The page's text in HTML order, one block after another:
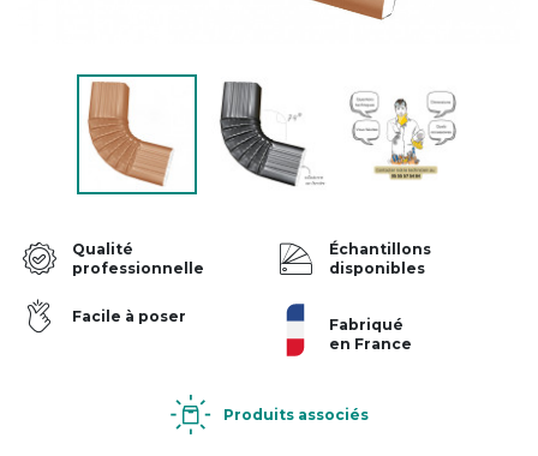
Qualité
professionnelle
Échantillons
disponibles
Facile à poser
Fabriqué
en France
Produits associés